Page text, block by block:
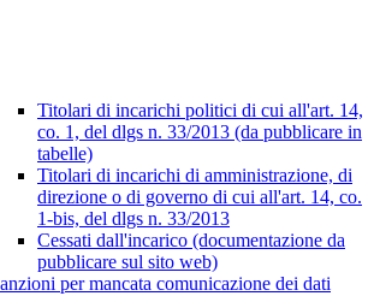
Titolari di incarichi politici di cui all'art. 14,
co. 1, del dlgs n. 33/2013 (da pubblicare in
tabelle)
Titolari di incarichi di amministrazione, di
direzione o di governo di cui all'art. 14, co.
1-bis, del dlgs n. 33/2013
Cessati dall'incarico (documentazione da
pubblicare sul sito web)
per mancata comunicazione dei dati